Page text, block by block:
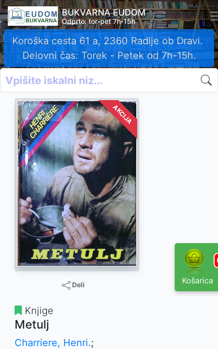
BUKVARNA EUDOM
Odprto: tor-pet 7h-15h
Koroška cesta 61 a, 2360 Radlje ob Dravi.
Delovni čas: Torek - Petek od 7h-15h.
Košarica
AKCIJA
Deli
Knjige
Metulj
Charriere, Henri.;